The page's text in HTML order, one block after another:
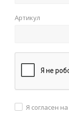
Артикул
Я согласен на